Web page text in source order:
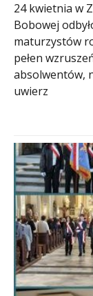
24 kwietnia w
Bobowej
maturzystów
pełen
absolwentów,
uwierz